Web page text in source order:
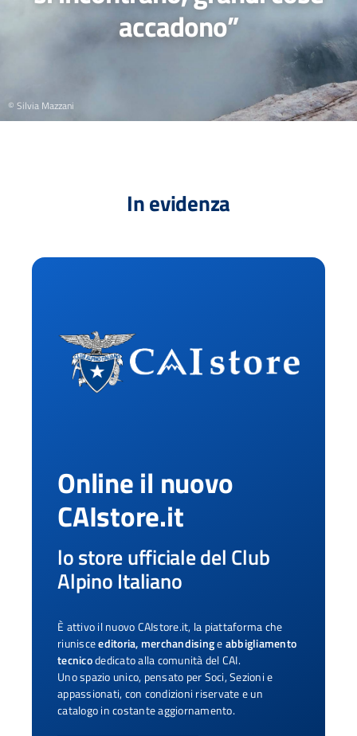
accadono”
© Silvia Mazzani
In evidenza
Online il nuovo
CAIstore.it
lo store ufficiale del Club
Alpino Italiano
È attivo il nuovo CAIstore.it, la piattaforma che
riunisceeditoria, merchandisingeabbigliamento
tecnicodedicato alla comunità del CAI.
Uno spazio unico, pensato per Soci, Sezioni e
appassionati, con condizioni riservate e un
catalogo in costante aggiornamento.